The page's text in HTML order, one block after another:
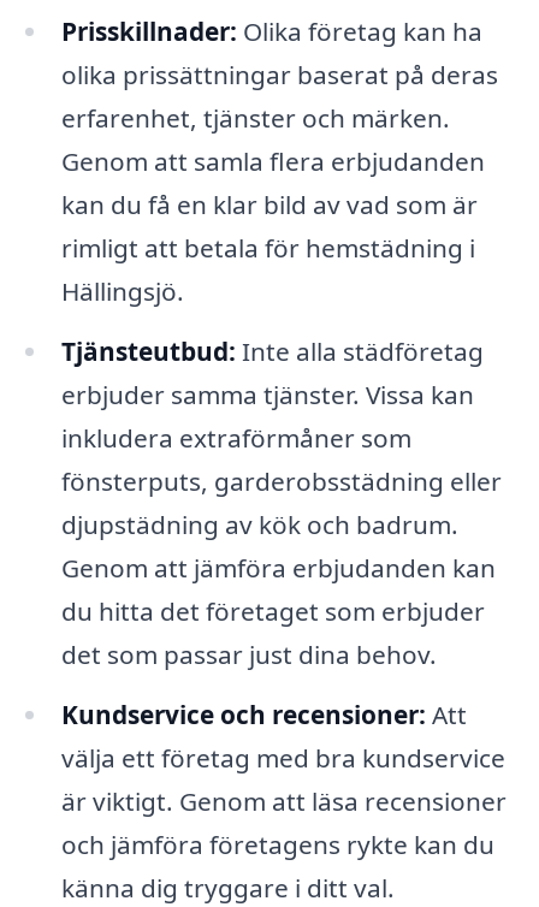
Prisskillnader: Olika företag kan ha
olika prissättningar baserat på deras
erfarenhet, tjänster och märken.
Genom att samla flera erbjudanden
kan du få en klar bild av vad som är
rimligt att betala för hemstädning i
Hällingsjö.
Tjänsteutbud: Inte alla städföretag
erbjuder samma tjänster. Vissa kan
inkludera extraförmåner som
fönsterputs, garderobsstädning eller
djupstädning av kök och badrum.
Genom att jämföra erbjudanden kan
du hitta det företaget som erbjuder
det som passar just dina behov.
Kundservice och recensioner: Att
välja ett företag med bra kundservice
är viktigt. Genom att läsa recensioner
och jämföra företagens rykte kan du
känna dig tryggare i ditt val.